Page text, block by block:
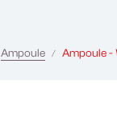
Ampoule Ampoule -